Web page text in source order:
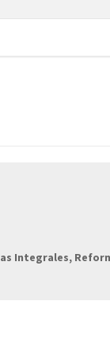
Integrales,